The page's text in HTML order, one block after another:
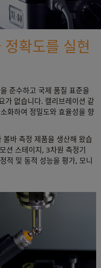
확도를 실현
준수하고 국제 품질 표준을
가 없습니다. 캘리브레이션 같
화하여 정밀도와 효율성을 향
바 측정 제품을 생산해 왔습
션 스테이지, 3차원 측정기
적 및 동적 성능을 평가, 모니